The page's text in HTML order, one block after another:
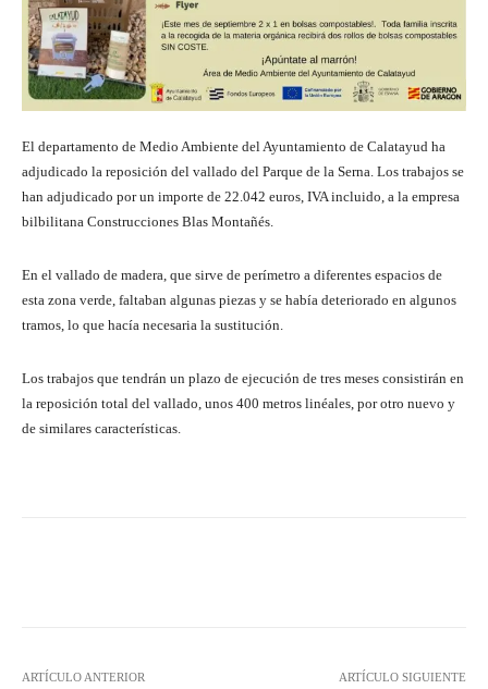
El departamento de Medio Ambiente del Ayuntamiento de Calatayud ha
adjudicado la reposición del vallado del Parque de la Serna. Los trabajos se
han adjudicado por un importe de 22.042 euros, IVA incluido, a la empresa
bilbilitana Construcciones Blas Montañés.
En el vallado de madera, que sirve de perímetro a diferentes espacios de
esta zona verde, faltaban algunas piezas y se había deteriorado en algunos
tramos, lo que hacía necesaria la sustitución.
Los trabajos que tendrán un plazo de ejecución de tres meses consistirán en
la reposición total del vallado, unos 400 metros linéales, por otro nuevo y
de similares características.
ARTÍCULO ANTERIOR ARTÍCULO SIGUIENTE